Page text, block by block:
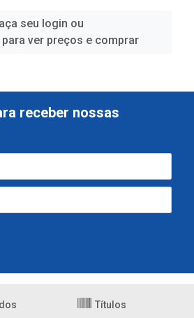
seu login ou
ver preços e comprar
receber nossas
Títulos